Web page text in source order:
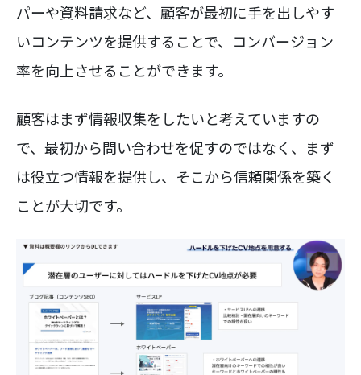
パーや資料請求など、顧客が最初に手を出しやす
いコンテンツを提供することで、コンバージョン
率を向上させることができます。
顧客はまず情報収集をしたいと考えていますの
で、最初から問い合わせを促すのではなく、まず
は役立つ情報を提供し、そこから信頼関係を築く
ことが大切です。